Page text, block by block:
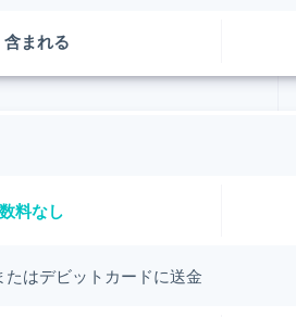
含まれる
料なし
はデビットカードに送金